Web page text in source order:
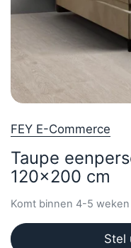
FEY E-Commerce
Taupe
120x200 cm
Komt binnen 4-5 weken
Stel